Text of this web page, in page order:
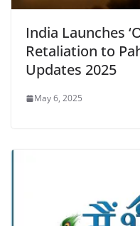
India Launches
Retaliation to
Updates 2025
May 6, 2025